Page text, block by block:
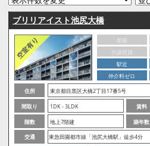
ブリリアイスト池尻大橋
新築
分譲賃貸
駅近
仲介料ゼロ
住所
東京都目黒区大橋2丁目17番5号
間取り
1DK - 3LDK 賃料
階数
地上7階建 築年数
交通
東急田園都市線「池尻大橋駅」徒歩4分